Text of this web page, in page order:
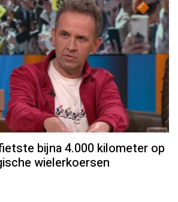
bijna 4.000 kilometer op
wielerkoersen